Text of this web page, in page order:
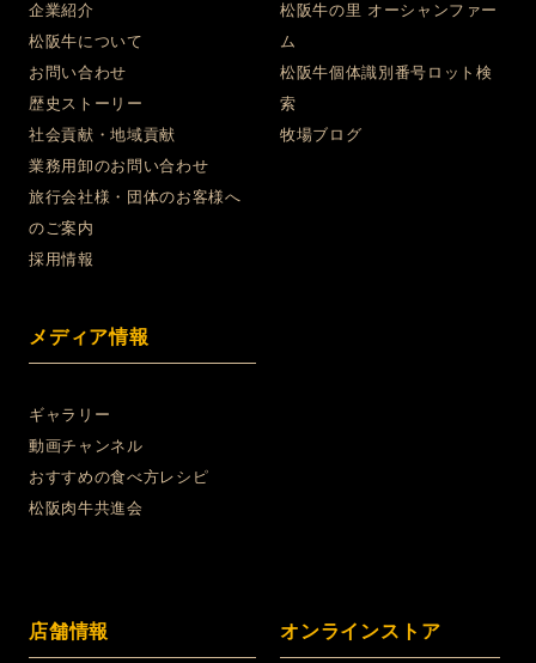
企業紹介
松阪牛について
お問い合わせ
歴史ストーリー
社会貢献・地域貢献
業務用卸のお問い合わせ
旅行会社様・団体のお客様へ
のご案内
採用情報
メディア情報
ギャラリー
動画チャンネル
おすすめの食べ方レシピ
松阪肉牛共進会
松阪牛の里 オーシャンファー
ム
松阪牛個体識別番号ロット検
索
牧場ブログ
店舗情報 オンラインストア